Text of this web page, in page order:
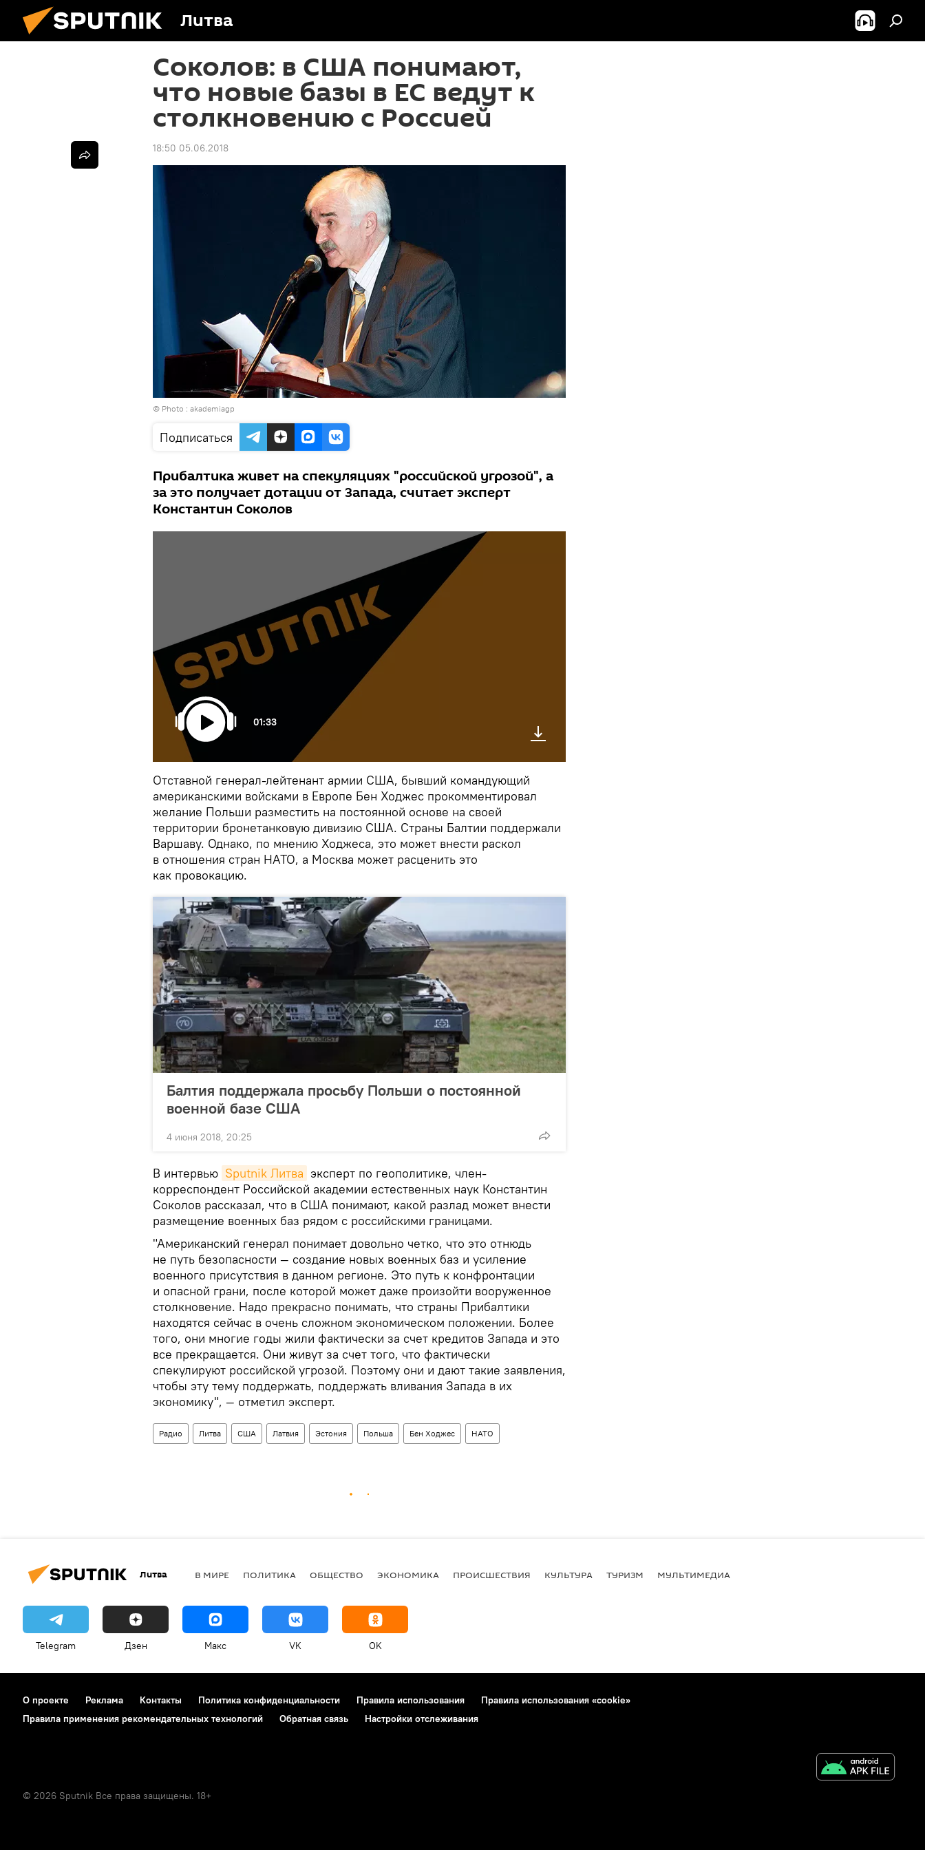
Литва
Соколов: в США понимают,
что новые базы в ЕС ведут к
столкновению с Россией
18:50 05.06.2018
© Photo : akademiagp
Подписаться
Прибалтика живет на спекуляциях "российской угрозой", а
за это получает дотации от Запада, считает эксперт
Константин Соколов
01:33
Отставной генерал-лейтенант армии США, бывший командующий
американскими войсками в Европе Бен Ходжес прокомментировал
желание Польши разместить на постоянной основе на своей
территории бронетанковую дивизию США. Страны Балтии поддержали
Варшаву. Однако, по мнению Ходжеса, это может внести раскол
в отношения стран НАТО, а Москва может расценить это
как провокацию.
Балтия поддержала просьбу Польши о постоянной
военной базе США
4 июня 2018, 20:25
В интервью Sputnik Литва эксперт по геополитике, член-
корреспондент Российской академии естественных наук Константин
Соколов рассказал, что в США понимают, какой разлад может внести
размещение военных баз рядом с российскими границами.
"Американский генерал понимает довольно четко, что это отнюдь
не путь безопасности — создание новых военных баз и усиление
военного присутствия в данном регионе. Это путь к конфронтации
и опасной грани, после которой может даже произойти вооруженное
столкновение. Надо прекрасно понимать, что страны Прибалтики
находятся сейчас в очень сложном экономическом положении. Более
того, они многие годы жили фактически за счет кредитов Запада и это
все прекращается. Они живут за счет того, что фактически
спекулируют российской угрозой. Поэтому они и дают такие заявления,
чтобы эту тему поддержать, поддержать вливания Запада в их
экономику", — отметил эксперт.
Радио Литва США Латвия Эстония Польша Бен Ходжес НАТО
Литва В МИРЕ ПОЛИТИКА ОБЩЕСТВО ЭКОНОМИКА ПРОИСШЕСТВИЯ КУЛЬТУРА ТУРИЗМ МУЛЬТИМЕДИА
Telegram Дзен Макс VK OK
О проекте Реклама Контакты Политика конфиденциальности Правила использования
Правила использования «cookie»
Правила применения рекомендательных технологий
Обратная связь Настройки отслеживания
© 2026 Sputnik Все права защищены. 18+